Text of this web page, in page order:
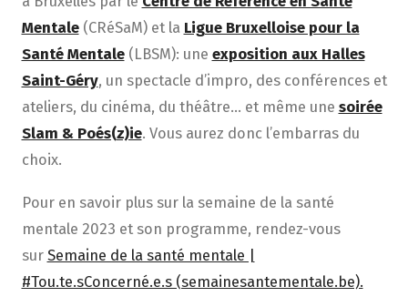
Mentale(CRéSaM) et la Ligue Bruxelloise pour la
Santé Mentale(LBSM): une exposition aux Halles
Saint-Géry, un spectacle d’impro, des conférences et
ateliers, du cinéma, du théâtre… et même une soirée
Slam & Poés(z)ie. Vous aurez donc l’embarras du
choix.
Pour en savoir plus sur la semaine de la santé
mentale 2023 et son programme, rendez-vous
sur Semaine de la santé mentale |
#Tou.te.sConcerné.e.s (semainesantementale.be).